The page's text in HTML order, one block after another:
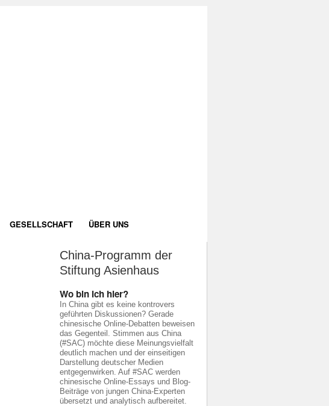
GESELLSCHAFT ÜBER UNS
China-Programm der
Stiftung Asienhaus
Wo bin ich hier?
In China gibt es keine kontrovers
geführten Diskussionen? Gerade
chinesische Online-Debatten beweisen
das Gegenteil. Stimmen aus China
(#SAC) möchte diese Meinungsvielfalt
deutlich machen und der einseitigen
Darstellung deutscher Medien
entgegenwirken. Auf #SAC werden
chinesische Online-Essays und Blog-
Beiträge von jungen China-Experten
übersetzt und analytisch aufbereitet.